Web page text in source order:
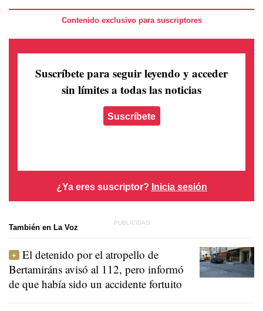
Contenido exclusivo para suscriptores
Suscríbete para seguir leyendo y acceder
sin límites a todas las noticias
Suscríbete
¿Ya eres suscriptor? Inicia sesión
También en La Voz
El detenido por el atropello de
Bertamiráns avisó al 112, pero informó
de que había sido un accidente fortuito